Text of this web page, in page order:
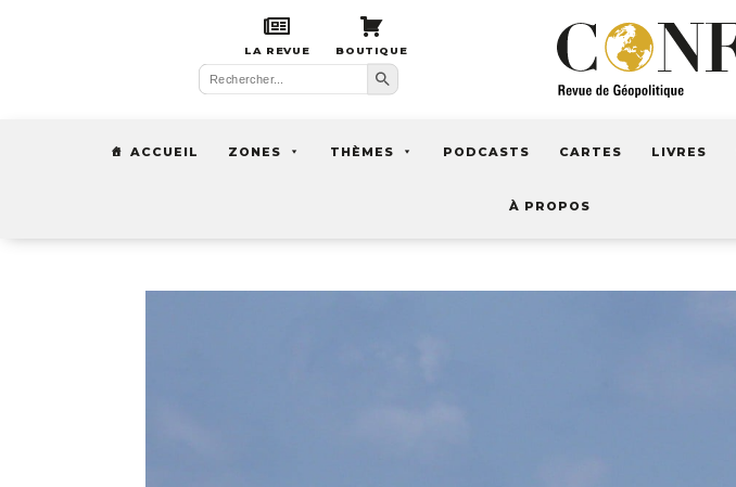
LA REVUE BOUTIQUE
Search
for:
Search Button
ACCUEIL ZONES THÈMES PODCASTS CARTES LIVRES
À PROPOS